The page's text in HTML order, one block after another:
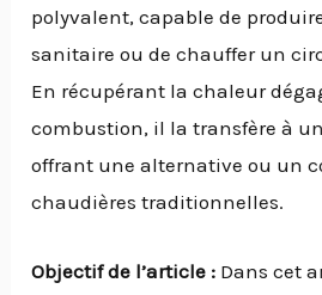
polyvalent, capable de
sanitaire ou de chauffer un
En récupérant la chaleur
combustion, il la transfère à
offrant une alternative ou un
chaudières traditionnelles.
Objectif de l’article : Dans cet